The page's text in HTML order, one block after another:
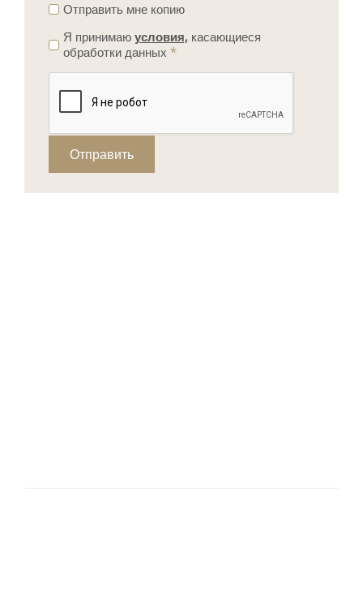
Отправить мне копию
Я принимаю условия, касающиеся
обработки данных *
Отправить